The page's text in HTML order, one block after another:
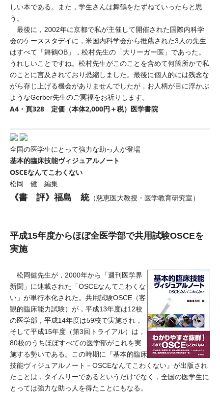
しい本である。また，学生さんは舞鶴をたずねていったらと思
う。
最後に，2002年に京都で私が主催して開催された国際内科学
会のケーススタデイに，米国内科学会から推薦された3人の先生
はすべて「舞鶴OB」，松村先生の「大リーガー医」であった。
うれしいことですね。松村先生がこのことを含めて何箇所かで私
のことに言及されており恐縮しました。最後に個人的には残念な
がら存じ上げる機会がありませんでしたが，お人柄が目に浮かぶ
ようなGerber先生のご冥福をお祈りします。
A4・頁328 定価（本体2,000円＋税）医学書院
全国の医学生にとって強力な助っ人が登場
基本的臨床技能ヴィジュアルノート
OSCEなんてこわくない
松岡 健 編集
《書 評》福島 統（慈恵医大教授・医学教育研究室）
平成15年度からほぼ全医学部で共用試験OSCEを
実施
松岡健先生が，2000年から「週刊医学界
新聞」に連載された「OSCEなんてこわくな
い」が単行本化された。共用試験OSCE（客
観的臨床能力試験）が，平成13年度は12校
の医学部，平成14年度は59校で実施され，
そして平成15年度（第3回トライアル）は，
80校のうちほぼすべての医学部がこれを実
施する勢いである。この時期に『基本的臨床
技能ヴィジュアルノート－OSCEなんてこわくない』が出版され
たことは，タイムリーであるというだけでなく，全国の医学生に
とっては強力な助っ人を得たことにもなる。